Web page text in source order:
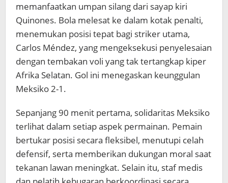
memanfaatkan umpan silang dari sayap kiri
Quinones. Bola melesat ke dalam kotak penalti,
menemukan posisi tepat bagi striker utama,
Carlos Méndez, yang mengeksekusi penyelesaian
dengan tembakan voli yang tak tertangkap kiper
Afrika Selatan. Gol ini menegaskan keunggulan
Meksiko 2-1.
Sepanjang 90 menit pertama, solidaritas Meksiko
terlihat dalam setiap aspek permainan. Pemain
bertukar posisi secara fleksibel, menutupi celah
defensif, serta memberikan dukungan moral saat
tekanan lawan meningkat. Selain itu, staf medis